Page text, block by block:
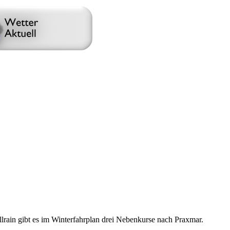
gibt es im Winterfahrplan drei Nebenkurse nach Praxmar.